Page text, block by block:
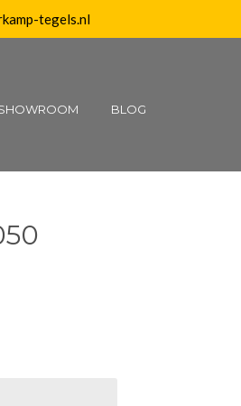
tegels.nl
BLOG